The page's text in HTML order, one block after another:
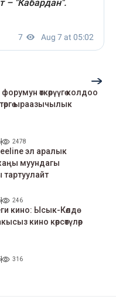
өткөрүүгө колдоо
ыраазычылык
2478
эл аралык
муундагы
246
кино: Ысык-Көлдө
кино көрсөтүлөр
316